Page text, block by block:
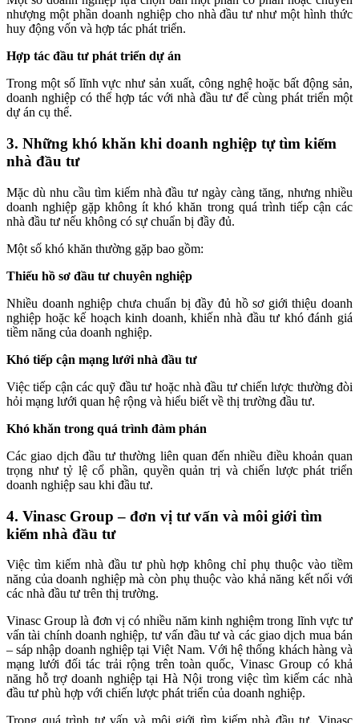
nhượng một phần doanh nghiệp cho nhà đầu tư như một hình thức
huy động vốn và hợp tác phát triển.
Hợp tác đầu tư phát triển dự án
Trong một số lĩnh vực như sản xuất, công nghệ hoặc bất động sản,
doanh nghiệp có thể hợp tác với nhà đầu tư để cùng phát triển một
dự án cụ thể.
3. Những khó khăn khi doanh nghiệp tự tìm kiếm
nhà đầu tư
Mặc dù nhu cầu tìm kiếm nhà đầu tư ngày càng tăng, nhưng nhiều
doanh nghiệp gặp không ít khó khăn trong quá trình tiếp cận các
nhà đầu tư nếu không có sự chuẩn bị đầy đủ.
Một số khó khăn thường gặp bao gồm:
Thiếu hồ sơ đầu tư chuyên nghiệp
Nhiều doanh nghiệp chưa chuẩn bị đầy đủ hồ sơ giới thiệu doanh
nghiệp hoặc kế hoạch kinh doanh, khiến nhà đầu tư khó đánh giá
tiềm năng của doanh nghiệp.
Khó tiếp cận mạng lưới nhà đầu tư
Việc tiếp cận các quỹ đầu tư hoặc nhà đầu tư chiến lược thường đòi
hỏi mạng lưới quan hệ rộng và hiểu biết về thị trường đầu tư.
Khó khăn trong quá trình đàm phán
Các giao dịch đầu tư thường liên quan đến nhiều điều khoản quan
trọng như tỷ lệ cổ phần, quyền quản trị và chiến lược phát triển
doanh nghiệp sau khi đầu tư.
4. Vinasc Group – đơn vị tư vấn và môi giới tìm
kiếm nhà đầu tư
Việc tìm kiếm nhà đầu tư phù hợp không chỉ phụ thuộc vào tiềm
năng của doanh nghiệp mà còn phụ thuộc vào khả năng kết nối với
các nhà đầu tư trên thị trường.
Vinasc Group là đơn vị có nhiều năm kinh nghiệm trong lĩnh vực tư
vấn tài chính doanh nghiệp, tư vấn đầu tư và các giao dịch mua bán
– sáp nhập doanh nghiệp tại Việt Nam. Với hệ thống khách hàng và
mạng lưới đối tác trải rộng trên toàn quốc, Vinasc Group có khả
năng hỗ trợ doanh nghiệp tại Hà Nội trong việc tìm kiếm các nhà
đầu tư phù hợp với chiến lược phát triển của doanh nghiệp.